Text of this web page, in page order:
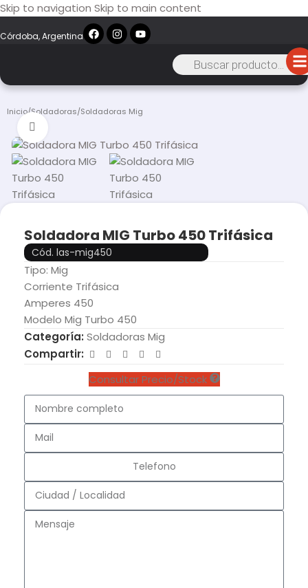
Skip to navigation Skip to main content
Córdoba, Argentina
Inicio/Soldadoras/Soldadoras Mig
Soldadora MIG Turbo 450 Trifásica
Cód. las-mig450
Tipo: Mig
Corriente Trifásica
Amperes 450
Modelo Mig Turbo 450
Categoría: Soldadoras Mig
Compartir:
Consultar Precio/Stock